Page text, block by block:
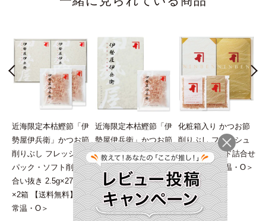
近海限定本枯鰹節「伊
勢屋伊兵衛」かつお節
削りぶし フレッシュ
パック・ソフト削り血
合い抜き 2.5g×27袋
×2箱 【送料無料】＜
常温・O＞
近海限定本枯鰹節「伊
勢屋伊兵衛」かつお節
削りぶし フレッシュ
パック・ソフト削り血
合い抜き 2.5g×10袋
＜常温・O＞
2,052円(税込)
化粧箱入り かつお節
削りぶし フレッシュ
パックゴールド詰合せ
FG500E ＜常温・O＞
5,400円(税込)